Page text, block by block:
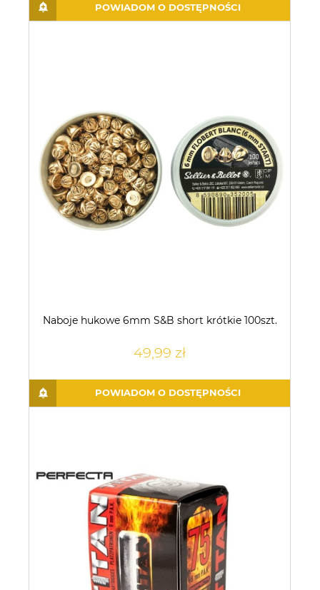
POWIADOM O DOSTĘPNOŚCI
Naboje hukowe 6mm S&B short krótkie 100szt.
49,99 zł
POWIADOM O DOSTĘPNOŚCI